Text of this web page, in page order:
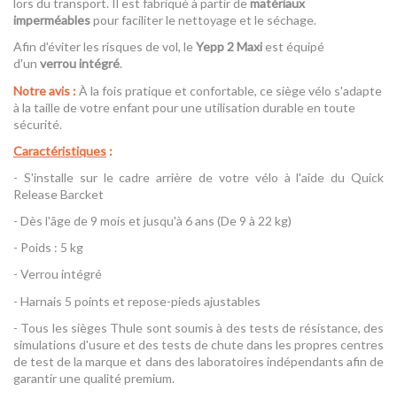
lors du transport. Il est fabriqué à partir dematériaux
imperméablespour faciliter le nettoyage et le séchage.
Afin d'éviter les risques de vol, leYepp 2 Maxi est équipé
d'un verrou intégré.
Notre avis :À la fois pratique et confortable, ce siège vélo s'adapte
à la taille de votre enfant pour une utilisation durable en toute
sécurité.
Caractéristiques :
- S'installe sur le cadre arrière de votre vélo à l'aide du Quick
Release Barcket
- Dès l'âge de 9 mois et jusqu'à 6 ans (De 9 à 22 kg)
- Poids : 5 kg
- Verrou intégré
- Harnais 5 points et repose-pieds ajustables
- Tous les sièges Thule sont soumis à des tests de résistance, des
simulations d'usure et des tests de chute dans les propres centres
de test de la marque et dans des laboratoires indépendants afin de
garantir une qualité premium.